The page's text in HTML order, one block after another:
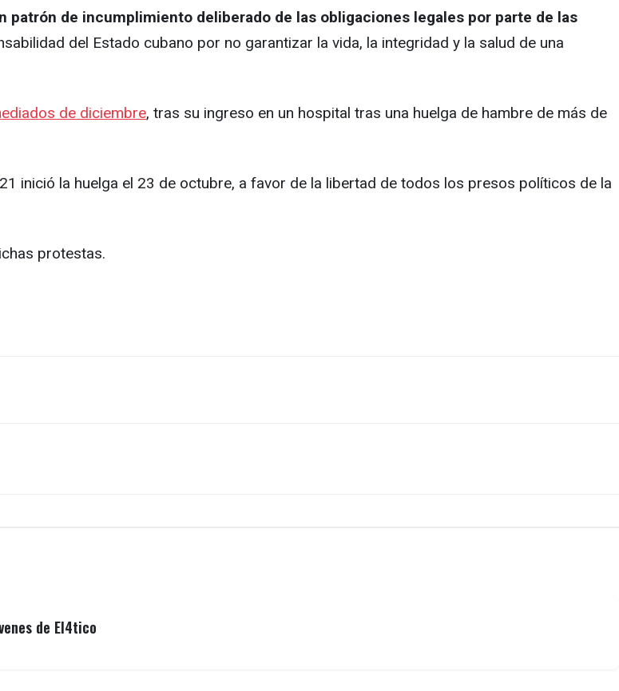
patrón de incumplimiento deliberado de las obligaciones legales por parte de las
del Estado cubano por no garantizar la vida, la integridad y la salud de una
de diciembre, tras su ingreso en un hospital tras una huelga de hambre de más de
inició la huelga el 23 de octubre, a favor de la libertad de todos los presos políticos de la
protestas.
de El4tico